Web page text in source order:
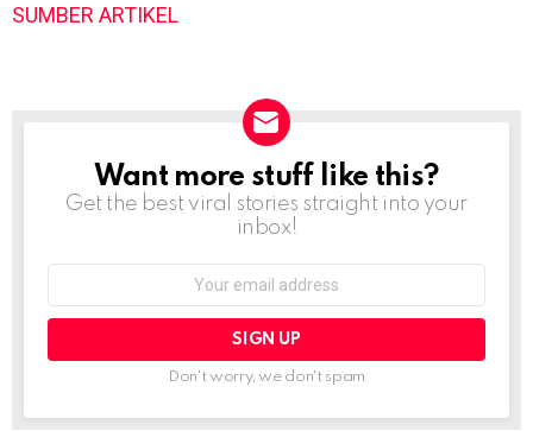
SUMBER ARTIKEL
NEWSLETTER
Want more stuff like this?
Get the best viral stories straight into your
inbox!
Don't worry, we don't spam